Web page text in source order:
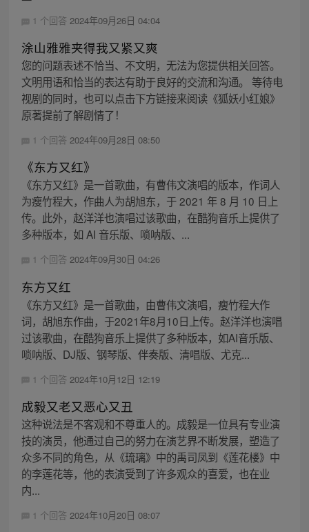
1 个回答 2024年09月26日 04:04
涂山雅雅夹得我又紧又爽
您的问题表述不恰当、不文明，无法为您提供相关回答。
文明用语和恰当的表达有助于良好的交流和沟通。 等待电
视剧的同时，也可以点击下方链接来阅读《狐妖小红娘》
原著提前了解剧情了！
1 个回答 2024年09月28日 08:50
《东方又红》
《东方又红》是一首歌曲，有曹伟文演唱的版本，作词人
为瘦竹程大，作曲人为胡旭东，于 2021 年 8 月 10 日上
传。此外，赵洋洋也演唱过该歌曲，在酷狗音乐上提供了
多种版本，如 AI 音乐版、唢呐版、...
1 个回答 2024年09月30日 04:26
东方又红
《东方又红》是一首歌曲，由曹伟文演唱，瘦竹程大作
词，胡旭东作曲，于2021年8月10日上传。赵洋洋也演唱
过该歌曲，在酷狗音乐上提供了多种版本，如AI音乐版、
唢呐版、DJ版、钢琴版、伴奏版、清唱版、尤克...
1 个回答 2024年10月12日 12:19
成毅又老又恶心又丑
这种说法是不客观和不尊重人的。成毅是一位具有专业演
技的演员，他通过自己的努力在演艺界不断发展，塑造了
众多不同的角色，从《琉璃》中的禹司凤到《莲花楼》中
的李莲花等，他的表演受到了许多观众的喜爱，也在业
内...
1 个回答 2024年10月20日 08:07